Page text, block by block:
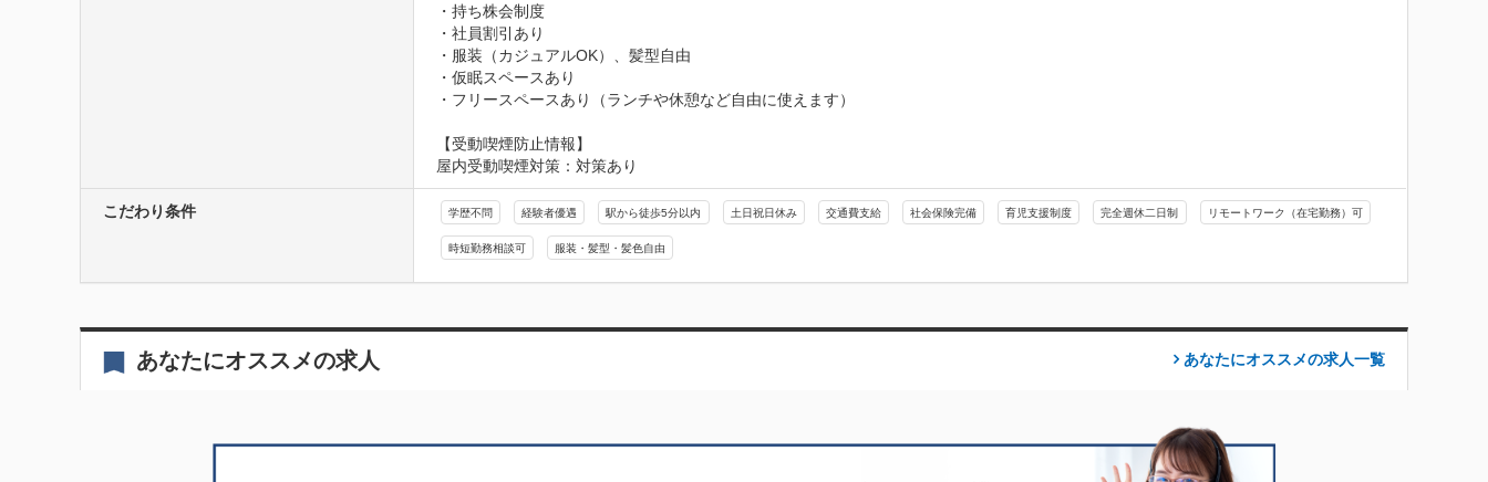
・持ち株会制度
・社員割引あり
・服装（カジュアルOK）、髪型自由
・仮眠スペースあり
・フリースペースあり（ランチや休憩など自由に使えます）
【受動喫煙防止情報】
屋内受動喫煙対策：対策あり
こだわり条件 学歴不問 経験者優遇 駅から徒歩5分以内 土日祝日休み 交通費支給 社会保険完備 育児支援制度 完全週休二日制 リモートワーク（在宅勤務）可
時短勤務相談可 服装・髪型・髪色自由
あなたにオススメの求人 あなたにオススメの求人一覧